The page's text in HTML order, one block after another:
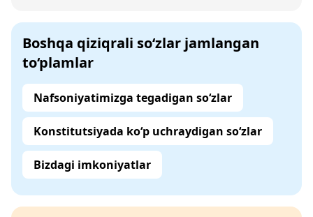
Boshqa qiziqrali so‘zlar jamlangan
to‘plamlar
Nafsoniyatimizga tegadigan so‘zlar
Konstitutsiyada ko‘p uchraydigan so‘zlar
Bizdagi imkoniyatlar